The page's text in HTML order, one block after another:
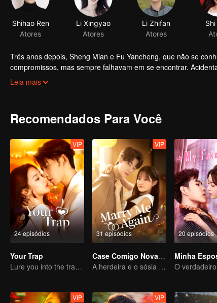
Shihao Ren
Atores
Li Xingyao
Atores
Li Zhifan
Atores
Três anos depois, Sheng Mian e Fu Yancheng, que não se
compromissos, mas sempre falhavam em se encontrar.
eles se entenderam ainda mais mal devido a expressões
Leia mais
Recomendados Para Você
24 episódios
VIP
Your Trap
Lure you into the trap with love as bait
31 episódios
VIP
Case Comigo Novamente
A herdeira e o sósia de seu falecido marido
20 episódios
Minha
VIP VIP